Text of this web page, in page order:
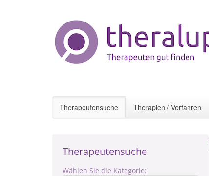
Therapeutensuche Therapien / Verfahren
Therapeutensuche
Wählen Sie die Kategorie: